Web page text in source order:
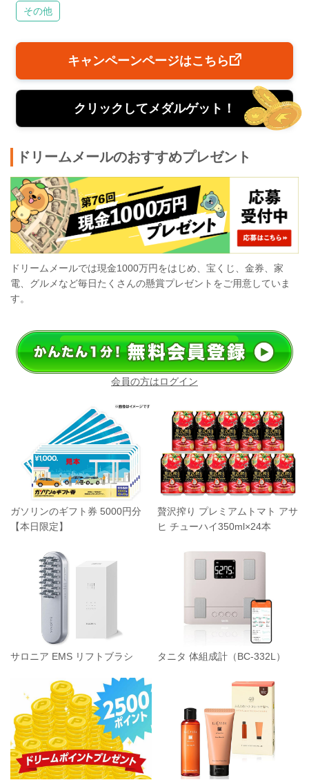
その他
キャンペーンページはこちら
クリックしてメダルゲット！
ドリームメールのおすすめプレゼント
ドリームメールでは現金1000万円をはじめ、宝くじ、金券、家
電、グルメなど毎日たくさんの懸賞プレゼントをご用意していま
す。
会員の方はログイン
ガソリンのギフト券 5000円分
【本日限定】
贅沢搾り プレミアムトマト アサ
ヒ チューハイ350ml×24本
サロニア EMS リフトブラシ タニタ 体組成計（BC-332L）